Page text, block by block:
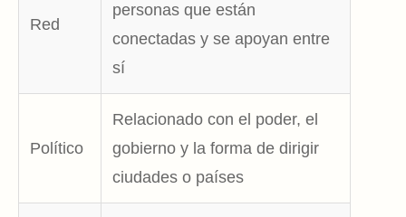
Red
personas que están
conectadas y se apoyan entre
sí
Político
Relacionado con el poder, el
gobierno y la forma de dirigir
ciudades o países